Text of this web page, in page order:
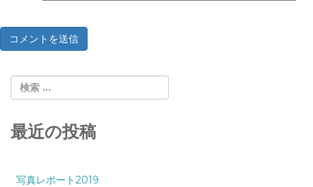
最近の投稿
写真レポート2019